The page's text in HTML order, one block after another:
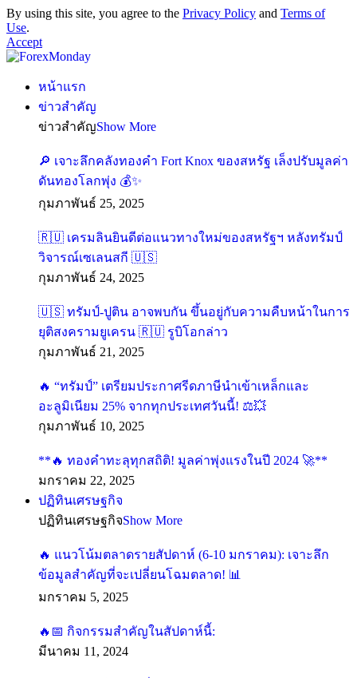
By using this site, you agree to the Privacy Policy and Terms of
Use.
Accept
หน้าแรก
ข่าวสำคัญ
ข่าวสำคัญShow More
🔎 เจาะลึกคลังทองคำ Fort Knox ของสหรัฐ เล็งปรับมูลค่า
ดันทองโลกพุ่ง 💰✨
กุมภาพันธ์ 25, 2025
🇷🇺 เครมลินยินดีต่อแนวทางใหม่ของสหรัฐฯ หลังทรัมป์
วิจารณ์เซเลนสกี 🇺🇸
กุมภาพันธ์ 24, 2025
🇺🇸 ทรัมป์-ปูติน อาจพบกัน ขึ้นอยู่กับความคืบหน้าในการ
ยุติสงครามยูเครน 🇷🇺 รูบิโอกล่าว
กุมภาพันธ์ 21, 2025
🔥 “ทรัมป์” เตรียมประกาศรีดภาษีนำเข้าเหล็กและ
อะลูมิเนียม 25% จากทุกประเทศวันนี้! ⚖️💥
กุมภาพันธ์ 10, 2025
**🔥 ทองคำทะลุทุกสถิติ! มูลค่าพุ่งแรงในปี 2024 🚀**
มกราคม 22, 2025
ปฏิทินเศรษฐกิจ
ปฏิทินเศรษฐกิจShow More
🔥 แนวโน้มตลาดรายสัปดาห์ (6-10 มกราคม): เจาะลึก
ข้อมูลสำคัญที่จะเปลี่ยนโฉมตลาด! 📊
มกราคม 5, 2025
🔥📅 กิจกรรมสำคัญในสัปดาห์นี้:
มีนาคม 11, 2024